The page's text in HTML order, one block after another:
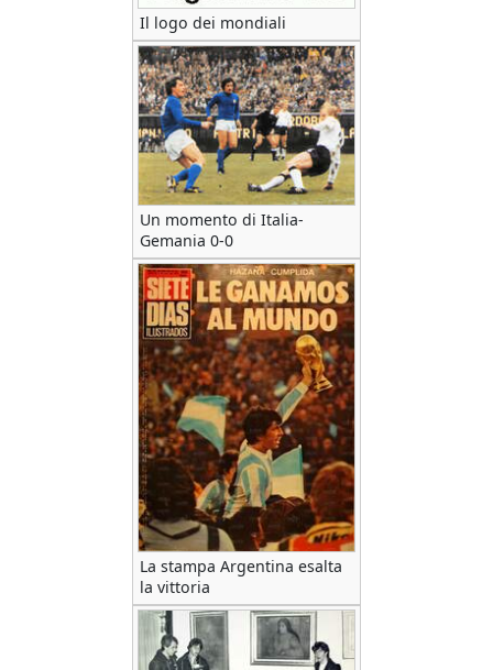
Il logo dei mondiali
Un momento di Italia-
Gemania 0-0
La stampa Argentina esalta
la vittoria